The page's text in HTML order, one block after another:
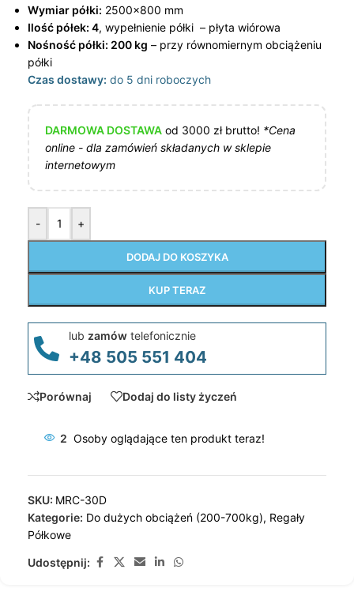
Wymiar półki: 2500×800 mm
Ilość półek: 4, wypełnienie półki – płyta wiórowa
Nośność półki: 200 kg – przy równomiernym obciążeniu
półki
Czas dostawy: do 5 dni roboczych
DARMOWA DOSTAWA od 3000 zł brutto! *Cena
online - dla zamówień składanych w sklepie
internetowym
- +
DODAJ DO KOSZYKA
KUP TERAZ
lub zamów telefonicznie
+48 505 551 404
Porównaj Dodaj do listy życzeń
2 Osoby oglądające ten produkt teraz!
SKU: MRC-30D
Kategorie: Do dużych obciążeń (200-700kg), Regały
Półkowe
Udostępnij: